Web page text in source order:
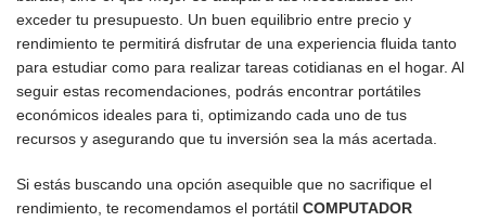
exceder tu presupuesto. Un buen equilibrio entre precio y
rendimiento te permitirá disfrutar de una experiencia fluida tanto
para estudiar como para realizar tareas cotidianas en el hogar. Al
seguir estas recomendaciones, podrás encontrar portátiles
económicos ideales para ti, optimizando cada uno de tus
recursos y asegurando que tu inversión sea la más acertada.
Si estás buscando una opción asequible que no sacrifique el
rendimiento, te recomendamos el portátil COMPUTADOR